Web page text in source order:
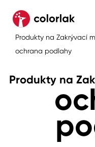
Maloobchod
Sortiment
Sortiment
Kov
Beton,
Tónovací
Colorlak
Colorlak
Sortiment
Produkty na Zakrývací
ochrana podlahy
Produkty na